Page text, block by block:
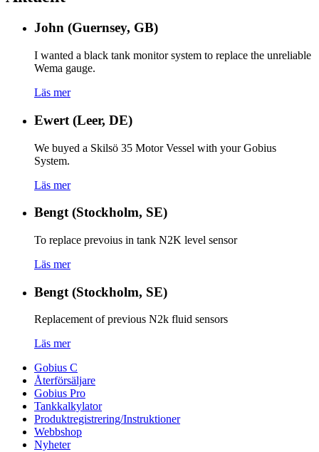
John (Guernsey, GB)
I wanted a black tank monitor system to replace the unreliable
Wema gauge.
Läs mer
Ewert (Leer, DE)
We buyed a Skilsö 35 Motor Vessel with your Gobius
System.
Läs mer
Bengt (Stockholm, SE)
To replace prevoius in tank N2K level sensor
Läs mer
Bengt (Stockholm, SE)
Replacement of previous N2k fluid sensors
Läs mer
Gobius C
Återförsäljare
Gobius Pro
Tankkalkylator
Produktregistrering/Instruktioner
Webbshop
Nyheter